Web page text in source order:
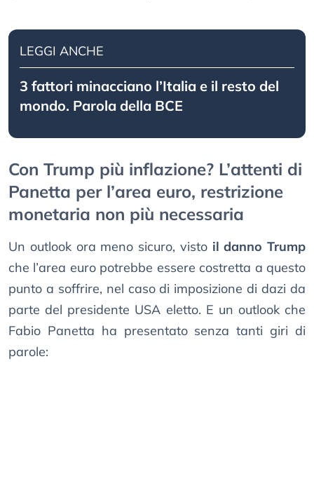
LEGGI ANCHE
3 fattori minacciano l’Italia e il resto del
mondo. Parola della BCE
Con Trump più inflazione? L’attenti di
Panetta per l’area euro, restrizione
monetaria non più necessaria
Un outlook ora meno sicuro, visto il danno Trump
che l’area euro potrebbe essere costretta a questo
punto a soffrire, nel caso di imposizione di dazi da
parte del presidente USA eletto. E un outlook che
Fabio Panetta ha presentato senza tanti giri di
parole: